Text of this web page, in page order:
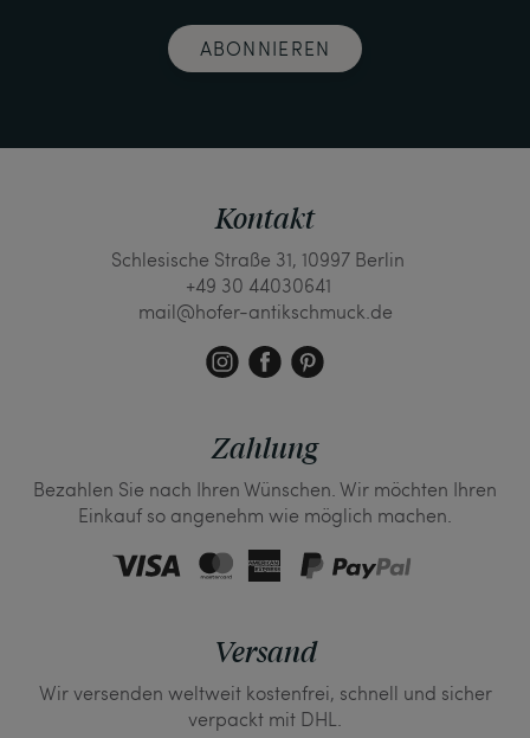
ABONNIEREN
Kontakt
Schlesische Straße 31, 10997 Berlin
+49 30 44030641
mail@hofer-antikschmuck.de
Zahlung
Bezahlen Sie nach Ihren Wünschen. Wir möchten Ihren
Einkauf so angenehm wie möglich machen.
Versand
Wir versenden weltweit kostenfrei, schnell und sicher
verpackt mit DHL.